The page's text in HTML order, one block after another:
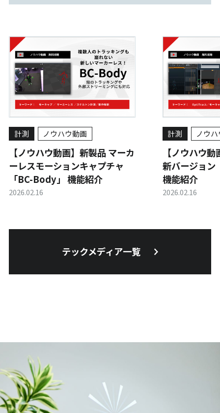
計測 ノウハウ動画
【ノウハウ動画】新製品 マーカ
ーレスモーションキャプチャ
「BC-Body」 機能紹介
2026.02.16
計測 ノウ
【ノウハウ
新バージョン
機能紹介
2026.02.16
テックメディア一覧